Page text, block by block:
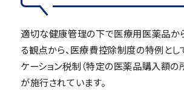
適切な健康管理の下で医療用医薬品か
る観点から、医療費控除制度の特例として
ケーション税制（特定の医薬品購入額の
が施行されています。